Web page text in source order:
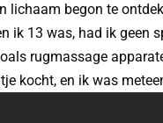
lichaam begon te
ik 13 was, had ik geen
rugmassage
kocht, en ik was